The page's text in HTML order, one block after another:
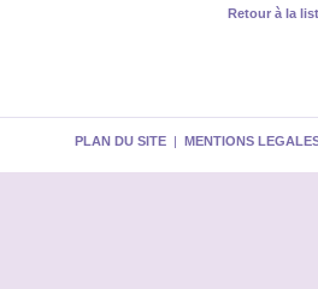
Retour à la
PLAN DU SITE | MENTIONS